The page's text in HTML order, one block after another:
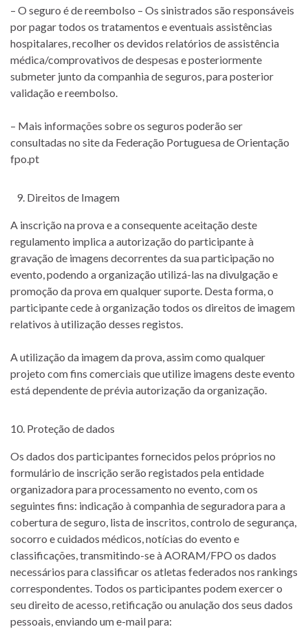
– O seguro é de reembolso – Os sinistrados são responsáveis
por pagar todos os tratamentos e eventuais assistências
hospitalares, recolher os devidos relatórios de assistência
médica/comprovativos de despesas e posteriormente
submeter junto da companhia de seguros, para posterior
validação e reembolso.
– Mais informações sobre os seguros poderão ser
consultadas no site da Federação Portuguesa de Orientação
fpo.pt
Direitos de Imagem
A inscrição na prova e a consequente aceitação deste
regulamento implica a autorização do participante à
gravação de imagens decorrentes da sua participação no
evento, podendo a organização utilizá-las na divulgação e
promoção da prova em qualquer suporte. Desta forma, o
participante cede à organização todos os direitos de imagem
relativos à utilização desses registos.
A utilização da imagem da prova, assim como qualquer
projeto com fins comerciais que utilize imagens deste evento
está dependente de prévia autorização da organização.
Proteção de dados
Os dados dos participantes fornecidos pelos próprios no
formulário de inscrição serão registados pela entidade
organizadora para processamento no evento, com os
seguintes fins: indicação à companhia de seguradora para a
cobertura de seguro, lista de inscritos, controlo de segurança,
socorro e cuidados médicos, notícias do evento e
classificações, transmitindo-se à AORAM/FPO os dados
necessários para classificar os atletas federados nos rankings
correspondentes. Todos os participantes podem exercer o
seu direito de acesso, retificação ou anulação dos seus dados
pessoais, enviando um e-mail para: